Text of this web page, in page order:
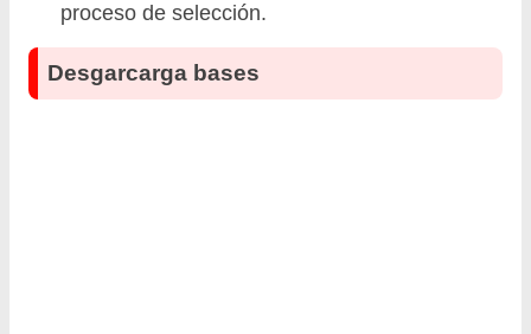
proceso de selección.
Desgarcarga bases